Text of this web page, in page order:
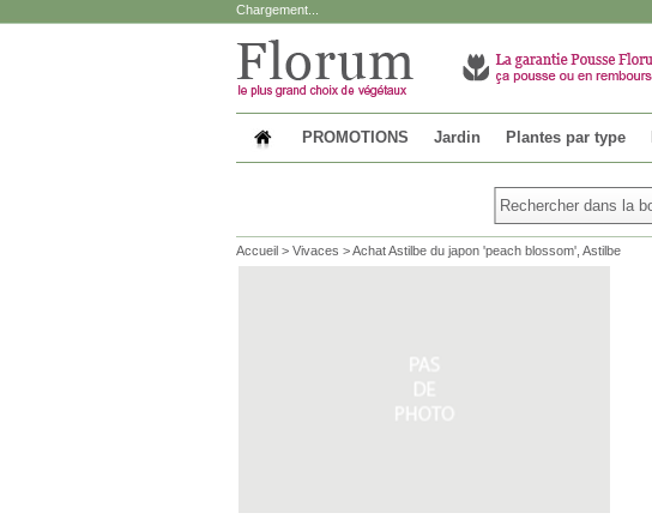
Chargement...
PROMOTIONS Jardin Plantes par type
Accueil > Vivaces >Achat Astilbe du japon 'peach blossom', Astilbe